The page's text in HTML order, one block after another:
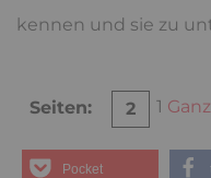
kennen und sie zu
Seiten: 1
2
Pocket